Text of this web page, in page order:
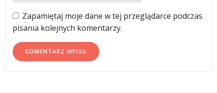
Zapamiętaj moje dane w tej przeglądarce podczas
pisania kolejnych komentarzy.